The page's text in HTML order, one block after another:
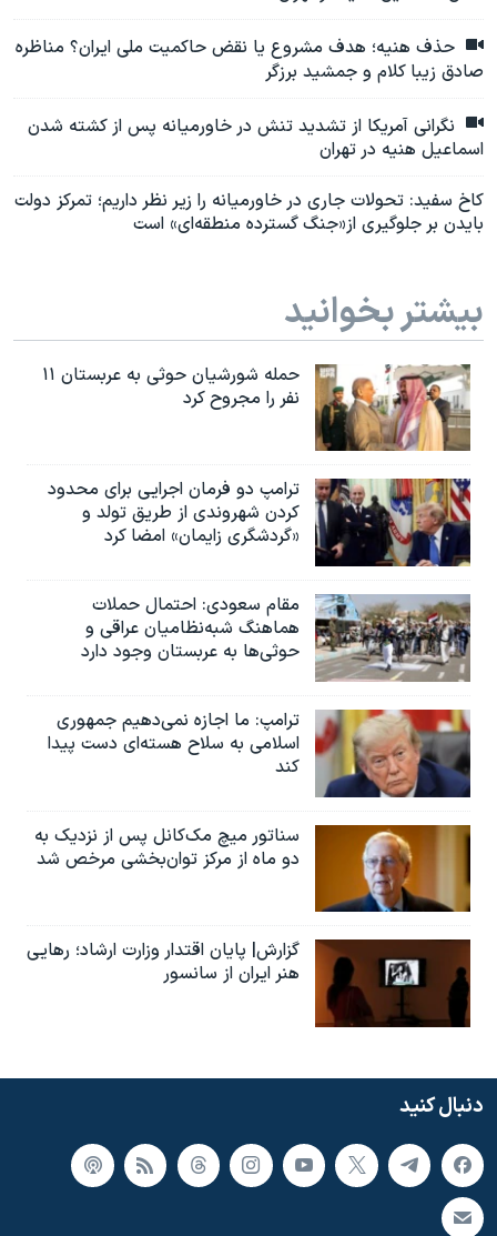
حذف هنیه؛ هدف مشروع یا نقض حاکمیت ملی ایران؟ مناظره
صادق زیبا کلام و جمشید برزگر
نگرانی آمریکا از تشدید تنش در خاورمیانه پس از کشته شدن
اسماعیل هنیه در تهران
کاخ سفید: تحولات جاری در خاورمیانه را زیر نظر داریم؛ تمرکز دولت
بایدن بر جلوگیری از«جنگ گسترده منطقه‌ای» است
بیشتر بخوانید
حمله شورشیان حوثی به عربستان ۱۱
نفر را مجروح کرد
ترامپ دو فرمان اجرایی برای محدود
کردن شهروندی از طریق تولد و
«گردشگری زایمان» امضا کرد
مقام سعودی: احتمال حملات
هماهنگ شبه‌نظامیان عراقی و
حوثی‌ها به عربستان وجود دارد
ترامپ: ما اجازه نمی‌دهیم جمهوری
اسلامی به سلاح هسته‌ای دست پیدا
کند
سناتور میچ مک‌کانل پس از نزدیک به
دو ماه از مرکز توان‌بخشی مرخص شد
گزارش| پایان اقتدار وزارت ارشاد؛ رهایی
هنر ایران از سانسور
دنبال کنید